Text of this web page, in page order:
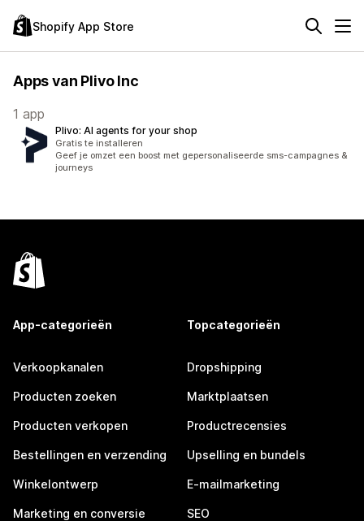
Shopify App Store
Apps van Plivo Inc
1 app
Plivo: AI agents for your shop
Gratis te installeren
Geef je omzet een boost met gepersonaliseerde sms-campagnes &
journeys
App-categorieën
Verkoopkanalen
Producten zoeken
Producten verkopen
Bestellingen en verzending
Winkelontwerp
Marketing en conversie
Topcategorieën
Dropshipping
Marktplaatsen
Productrecensies
Upselling en bundels
E-mailmarketing
SEO